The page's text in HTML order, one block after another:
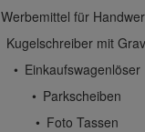
Werbemittel für
Kugelschreiber mit
Einkaufswagenlöser
Parkscheiben
Foto Tassen